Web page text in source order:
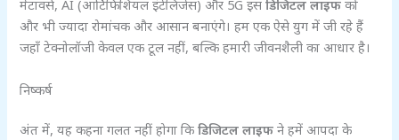
मेटावर्स, AI (आर्टिफिशियल इंटेलिजेंस) और 5G इसडिजिटल लाइफ को
और भी ज्यादा रोमांचक और आसान बनाएंगे। हम एक ऐसे युग में जी रहे हैं
जहाँ टेक्नोलॉजी केवल एक टूल नहीं, बल्कि हमारी जीवनशैली का आधार है।
निष्कर्ष
अंत में, यह कहना गलत नहीं होगा किडिजिटल लाइफ ने हमें आपदा के